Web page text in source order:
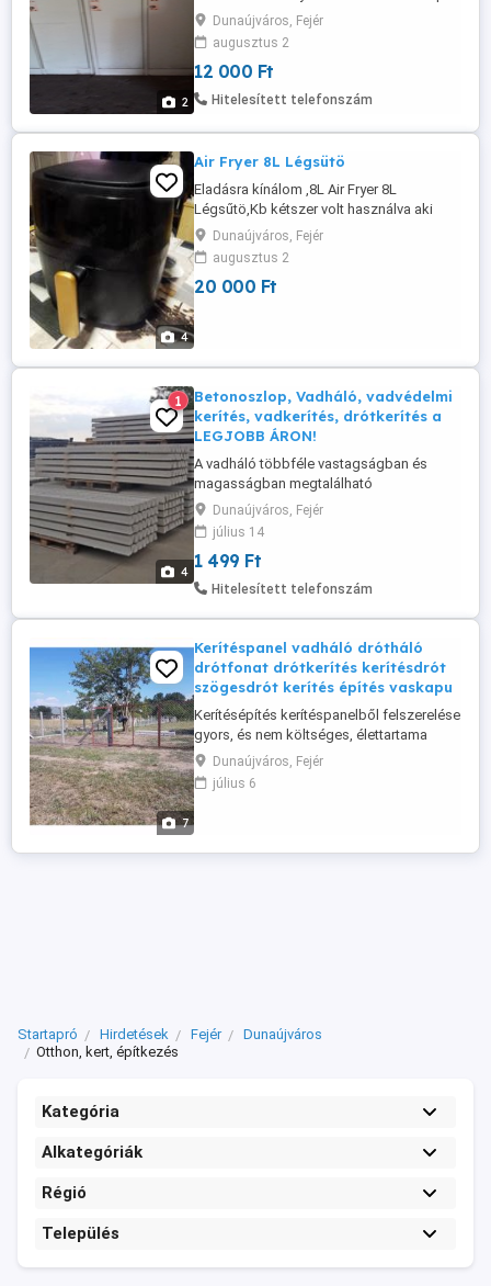
2
látható állapotban. A szekrények ára
12.000Ft db. Van hagyományos két, és
három ajtós szekrény is , 10.000Ft, és
15.000ft áron. Ha kell valakinek számla
róluk akkor azt is tudok adni.
Dunaújváros, Fejér
augusztus 2
12 000 Ft
Hitelesített telefonszám
4
Air Fryer 8L Légsütö
Eladásra kínálom ,8L Air Fryer 8L
Légsűtö,Kb kétszer volt használva aki
nélkülözni szeretné az olaj használatát
annak kiváló választás lehet.
Dunaújváros, Fejér
augusztus 2
20 000 Ft
4
1
Betonoszlop, Vadháló, vadvédelmi
kerítés, vadkerítés, drótkerítés a
LEGJOBB ÁRON!
A vadháló többféle vastagságban és
magasságban megtalálható
készletünkön. Tűzihorganyzott huzalból
csomózással, gépi fonással készül.
Ennek köszönhetően a háló rugalmas. A
legalsó és legfelső huzal vastagabb, így
külön feszítőhuzal nem szükséges. A
talaj domborzati ...
Dunaújváros, Fejér
július 14
1 499 Ft
Hitelesített telefonszám
7
Kerítéspanel vadháló drótháló
drótfonat drótkerítés kerítésdrót
szögesdrót kerítés építés vaskapu
Kerítésépítés kerítéspanelből felszerelése
gyors, és nem költséges, élettartama
hosszú. Felhasználási területe nagyon
széles. A táblák horganyzott huzalból
készülnek, a színezettek pedig a
magassága 100cm 250cm-ig Szélessége:
Dunaújváros, Fejér
július 6
Startapró Hirdetések Fejér
Dunaújváros
Otthon, kert, építkezés
Kategória
Alkategóriák
Régió
Település